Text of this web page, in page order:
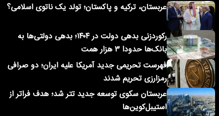
عربستان، ترکیه و پاکستان؛ تولد یک ناتوی اسلامی؟
رکوردزنی بدهی دولت در ۱۴۰۴؛ بدهی دولتی‌ها به
بانک‌ها حدودا ۳ هزار همت
فهرست تحریمی جدید آمریکا علیه ایران؛ دو صرافی
رمزارزی تحریم شدند
عربستان سکوی توسعه جدید تتر شد؛ هدف فراتر از
استیبل‌کوین‌ها